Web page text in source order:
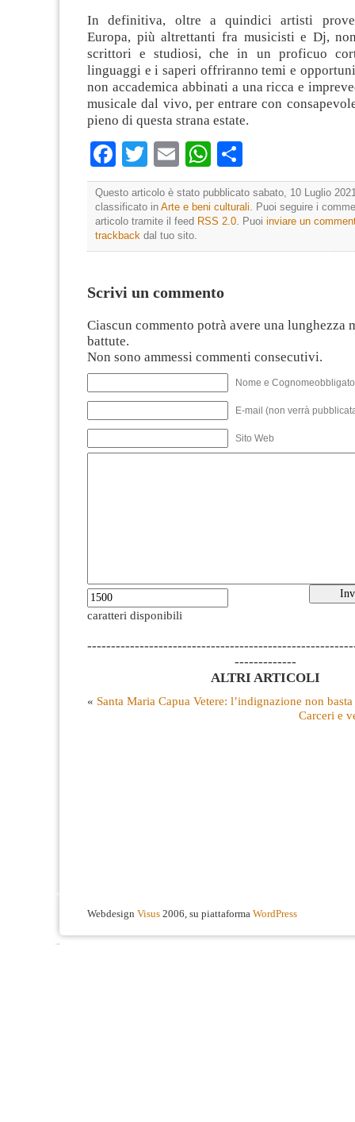
In definitiva, oltre a quindici artisti
Europa, più altrettanti fra musicisti e Dj,
scrittori e studiosi, che in un proficuo
linguaggi e i saperi offriranno temi e
non accademica abbinati a una ricca e
musicale dal vivo, per entrare con
pieno di questa strana estate.
Facebook
TwitterEmailWhatsApp
Questo articolo è stato pubblicato sabato, 10 Luglio
classificato in Arte e beni culturali. Puoi seguire i
articolo tramite il feed RSS 2.0. Puoi inviare un
trackback dal tuo sito.
Scrivi un commento
Ciascun commento potrà avere una lunghezza
battute.
Non sono ammessi commenti consecutivi.
Nome e
E-mail (non verrà
Sito Web
caratteri disponibili
-------------
ALTRI ARTICOLI
« Santa Maria Capua Vetere: l’indignazione non basta
Carceri e
Webdesign Visus 2006, su piattaforma WordPress